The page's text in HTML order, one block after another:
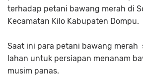
terhadap petani bawang merah di
Kecamatan Kilo Kabupaten Dompu.
Saat ini para petani bawang merah
lahan untuk persiapan menanam
musim panas.